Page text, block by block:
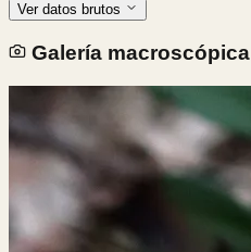
Ver datos brutos
Galería macroscópica